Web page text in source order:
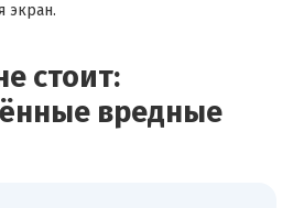
экран.
стоит:
вредные